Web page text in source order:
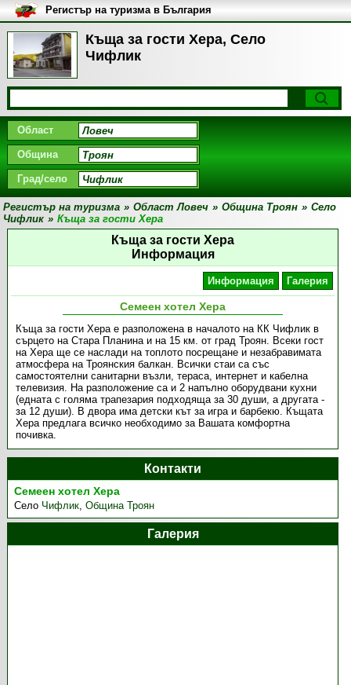
Къща за гости Хера, Село
Чифлик
Регистър на туризма в България
Област
Община
Град/село
Регистър на туризма » Област Ловеч » Община Троян » Село
Чифлик » Къща за гости Хера
Къща за гости Хера
Информация
Информация Галерия
Семеен хотел Хера
Къща за гости Хера е разположена в началото на КК Чифлик в
сърцето на Стара Планина и на 15 км. от град Троян. Всеки гост
на Хера ще се наслади на топлото посрещане и незабравимата
атмосфера на Троянския балкан. Всички стаи са със
самостоятелни санитарни възли, тераса, интернет и кабелна
телевизия. На разположение са и 2 напълно оборудвани кухни
(едната с голяма трапезария подходяща за 30 души, а другата -
за 12 души). В двора има детски кът за игра и барбекю. Къщата
Хера предлага всичко необходимо за Вашата комфортна
почивка.
Контакти
Семеен хотел Хера
Село Чифлик,Община Троян
Галерия